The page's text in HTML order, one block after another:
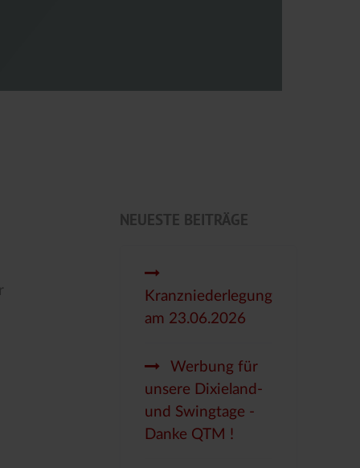
NEUESTE BEITRÄGE
Kranzniederlegung
am 23.06.2026
Werbung für
unsere Dixieland-
und Swingtage -
Danke QTM !